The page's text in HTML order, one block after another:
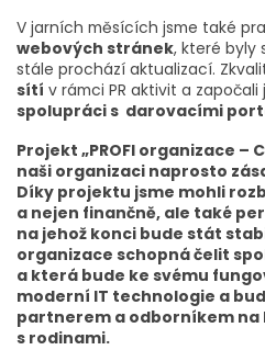
V jarních měsících jsme také
webových stránek, které byly
stále prochází aktualizací.
sítí v rámci PR aktivit a
spolupráci s darovacími
Projekt „PROFI organizace –
naši organizaci naprosto
Díky projektu jsme mohli
a nejen finančně, ale také
na jehož konci bude stát
organizace schopná čelit
a která bude ke svému
moderní IT technologie a
partnerem a odborníkem na
s rodinami.